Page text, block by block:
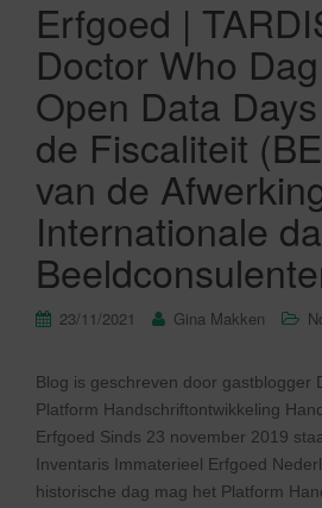
Erfgoed |
Doctor Who
Open Data
de Fiscaliteit
van de
Internationale
23/11/2021 Gina Makken
Blog is geschreven door gastblogger
Platform Handschriftontwikkeling
Erfgoed Sinds 23 november 2019
Inventaris Immaterieel Erfgoed
historische dag mag het Platform